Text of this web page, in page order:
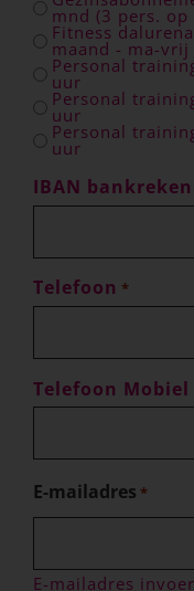
mnd (3 pers.
Fitness
maand - ma-
Personal
uur
Personal
uur
Personal
uur
IBAN
Telefoon *
Telefoon Mobiel
E-mailadres *
E-mailadres